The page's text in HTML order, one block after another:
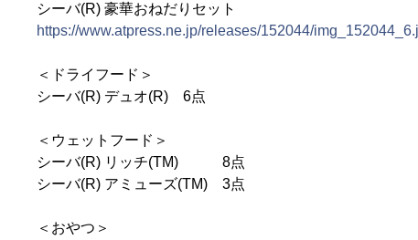
シーバ(R) 豪華おねだりセット
https://www.atpress.ne.jp/releases/152044/
＜ドライフード＞
シーバ(R) デュオ(R) 6点
＜ウェットフード＞
シーバ(R) リッチ(TM) 8点
シーバ(R) アミューズ(TM) 3点
＜おやつ＞